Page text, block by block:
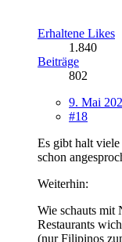
Erhaltene Likes
1.840
Beiträge
802
9. Mai
#18
Es gibt halt
schon
Weiterhin:
Wie schauts mit
Restaurants
(nur Filipinos